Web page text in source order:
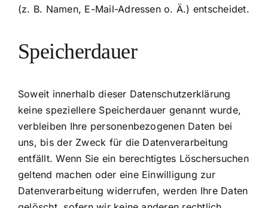
(z. B. Namen, E-Mail-Adressen o. Ä.) entscheidet.
Speicherdauer
Soweit innerhalb dieser Datenschutzerklärung
keine speziellere Speicherdauer genannt wurde,
verbleiben Ihre personenbezogenen Daten bei
uns, bis der Zweck für die Datenverarbeitung
entfällt. Wenn Sie ein berechtigtes Löschersuchen
geltend machen oder eine Einwilligung zur
Datenverarbeitung widerrufen, werden Ihre Daten